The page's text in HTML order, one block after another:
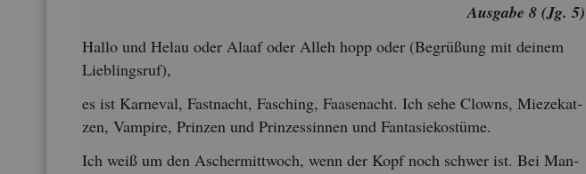
Aus­ga­be 8 (Jg. 5)
Hallo und Helau oder Alaaf oder Alleh hopp oder (Be­grü­ßung mit dei­nem
Lieb­lings­ruf),
es ist Kar­ne­val, Fast­nacht, Fa­sching, Faa­se­nacht. Ich sehe Clowns, Mie­ze­kat­
zen, Vam­pi­re, Prin­zen und Prin­zes­sin­nen und Fan­ta­sie­kos­tü­me.
Ich weiß um den Ascher­mitt­woch, wenn der Kopf noch schwer ist. Bei Man­